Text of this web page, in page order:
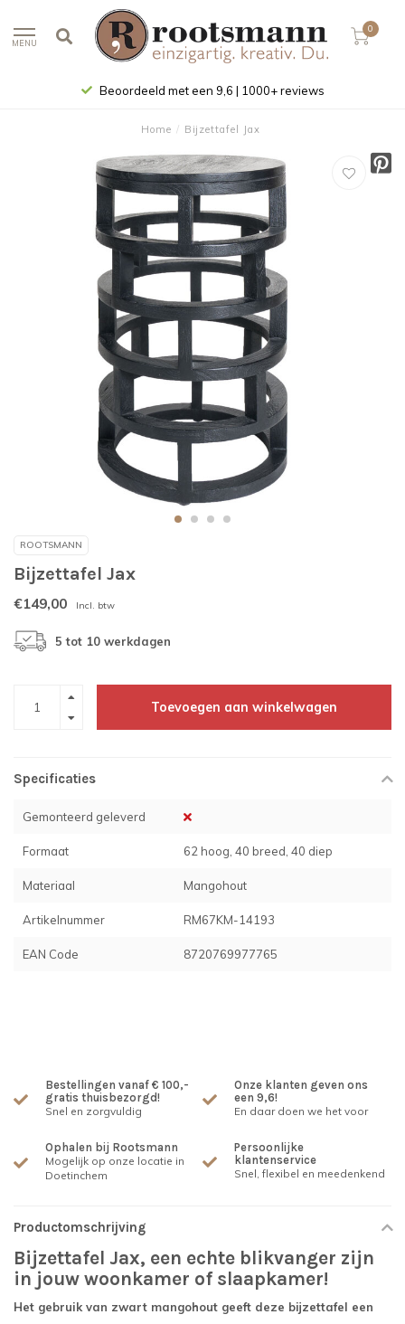
MENU
0
Beoordeeld met een 9,6 | 1000+ reviews
Home / Bijzettafel Jax
ROOTSMANN
Bijzettafel Jax
€149,00 Incl. btw
5 tot 10 werkdagen
Toevoegen aan winkelwagen
Specificaties
Gemonteerd geleverd
Formaat 62 hoog, 40 breed, 40 diep
Materiaal Mangohout
Artikelnummer RM67KM-14193
EAN Code 8720769977765
Bestellingen vanaf € 100,-
gratis thuisbezorgd!
Snel en zorgvuldig
Onze klanten geven ons
een 9,6!
En daar doen we het voor
Ophalen bij Rootsmann
Mogelijk op onze locatie in
Doetinchem
Persoonlijke
klantenservice
Snel, flexibel en meedenkend
Productomschrijving
Bijzettafel Jax, een echte blikvanger zijn
in jouw woonkamer of slaapkamer!
Het gebruik van zwart mangohout geeft deze bijzettafel een